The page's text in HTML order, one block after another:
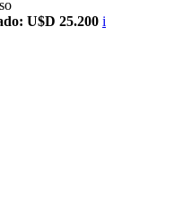
U$D 25.200 i